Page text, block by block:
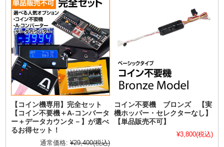
【コイン機専用】完全セット
【コイン不要機＋A-コンバータ
ー＋データカウンタ－】が選べ
るお得セット！
通常価格: ¥29,400(税込)
コイン不要機 ブロンズ 【実
機ホッパー・セレクターなし】
【単品販売不可】
¥3,800(税込)